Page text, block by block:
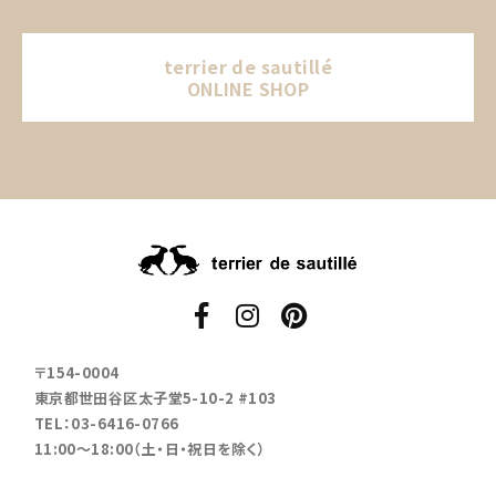
terrier de sautillé
ONLINE SHOP
〒154-0004
東京都世田谷区太子堂5-10-2 #103
TEL：03-6416-0766
11:00～18:00（土・日・祝日を除く）